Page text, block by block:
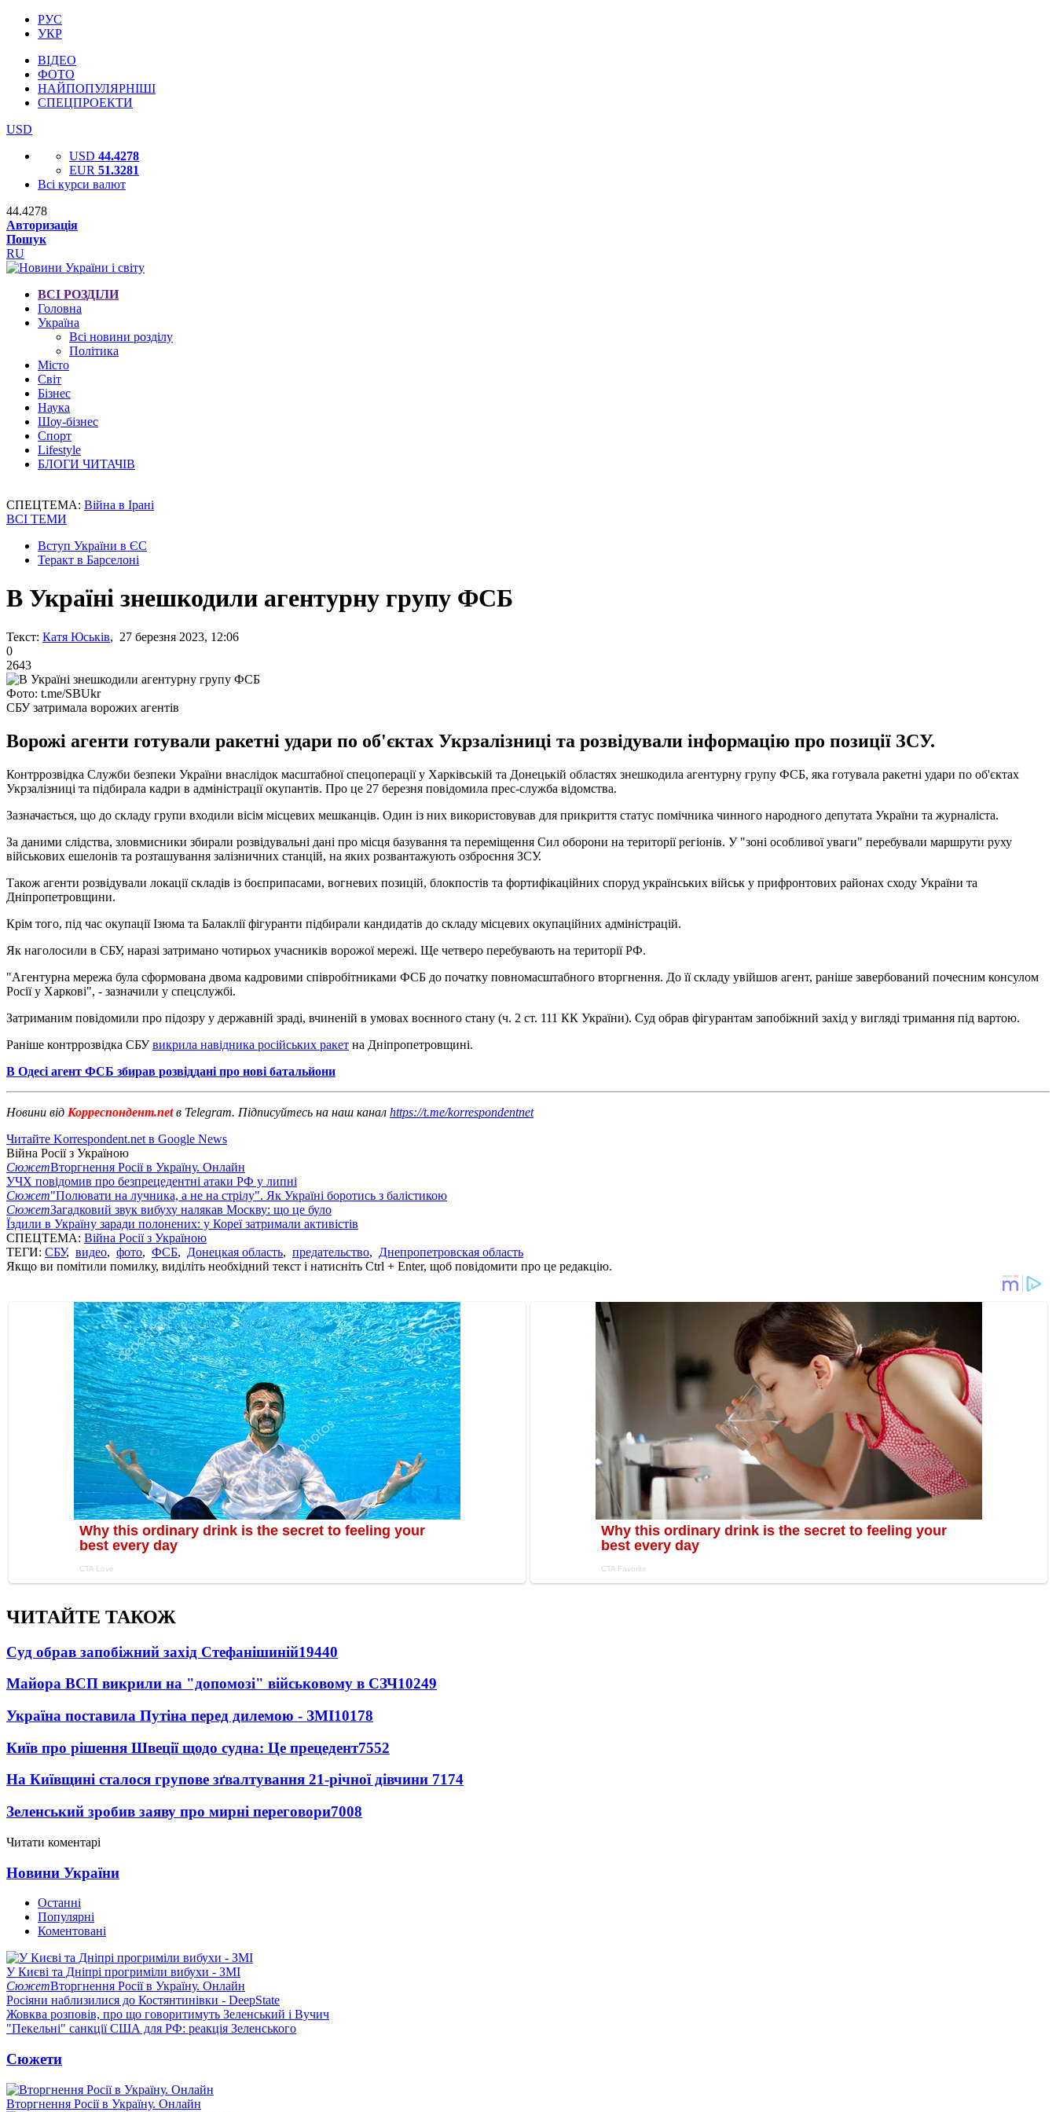
РУС
УКР
ВІДЕО
ФОТО
НАЙПОПУЛЯРНІШІ
СПЕЦПРОЕКТИ
USD
USD 44.4278
EUR 51.3281
Всі курси валют
44.4278
Авторизація
Пошук
RU
ВСІ РОЗДІЛИ
Головна
Україна
Всі новини розділу
Політика
Місто
Світ
Бізнес
Наука
Шоу-бізнес
Спорт
Lifestyle
БЛОГИ ЧИТАЧІВ
СПЕЦТЕМА: Війна в Ірані
ВСІ ТЕМИ
Вступ України в ЄС
Теракт в Барселоні
В Україні знешкодили агентурну групу ФСБ
Текст: Катя Юськів, 27 березня 2023, 12:06
0
2643
Фото: t.me/SBUkr
СБУ затримала ворожих агентів
Ворожі агенти готували ракетні удари по об'єктах Укрзалізниці та розвідували інформацію про позиції ЗСУ.
Контррозвідка Служби безпеки України внаслідок масштабної спецоперації у Харківській та Донецькій областях знешкодила агентурну групу ФСБ, яка готувала ракетні удари по об'єктах
Укрзалізниці та підбирала кадри в адміністрації окупантів. Про це 27 березня повідомила прес-служба відомства.
Зазначається, що до складу групи входили вісім місцевих мешканців. Один із них використовував для прикриття статус помічника чинного народного депутата України та журналіста.
За даними слідства, зловмисники збирали розвідувальні дані про місця базування та переміщення Сил оборони на території регіонів. У "зоні особливої уваги" перебували маршрути руху
військових ешелонів та розташування залізничних станцій, на яких розвантажують озброєння ЗСУ.
Також агенти розвідували локації складів із боєприпасами, вогневих позицій, блокпостів та фортифікаційних споруд українських військ у прифронтових районах сходу України та
Дніпропетровщини.
Крім того, під час окупації Ізюма та Балаклії фігуранти підбирали кандидатів до складу місцевих окупаційних адміністрацій.
Як наголосили в СБУ, наразі затримано чотирьох учасників ворожої мережі. Ще четверо перебувають на території РФ.
"Агентурна мережа була сформована двома кадровими співробітниками ФСБ до початку повномасштабного вторгнення. До її складу увійшов агент, раніше завербований почесним консулом
Росії у Харкові", - зазначили у спецслужбі.
Затриманим повідомили про підозру у державній зраді, вчиненій в умовах воєнного стану (ч. 2 ст. 111 КК України). Суд обрав фігурантам запобіжний захід у вигляді тримання під вартою.
Раніше контррозвідка СБУвикрила навідника російських ракет на Дніпропетровщині.
В Одесі агент ФСБ збирав розвіддані про нові батальйони
Новини від Корреспондент.netв Telegram. Підписуйтесь на наш канал https://t.me/korrespondentnet
Читайте Korrespondent.net в Google News
Війна Росії з Україною
СюжетВторгнення Росії в Україну. Онлайн
УЧХ повідомив про безпрецедентні атаки РФ у липні
Сюжет"Полювати на лучника, а не на стрілу". Як Україні боротись з балістикою
СюжетЗагадковий звук вибуху налякав Москву: що це було
Їздили в Україну заради полонених: у Кореї затримали активістів
СПЕЦТЕМА: Війна Росії з Україною
ТЕГИ: СБУ, видео, фото, ФСБ, Донецкая область, предательство, Днепропетровская область
Якщо ви помітили помилку, виділіть необхідний текст і натисніть Ctrl + Enter, щоб повідомити про це редакцію.
ЧИТАЙТЕ ТАКОЖ
Суд обрав запобіжний захід Стефанішиній19440
Майора ВСП викрили на "допомозі" військовому в СЗЧ10249
Україна поставила Путіна перед дилемою - ЗМІ10178
Київ про рішення Швеції щодо судна: Це прецедент7552
На Київщині сталося групове зґвалтування 21-річної дівчини 7174
Зеленський зробив заяву про мирні переговори7008
Читати коментарі
Новини України
Останні
Популярні
Коментовані
У Києві та Дніпрі прогриміли вибухи - ЗМІ
СюжетВторгнення Росії в Україну. Онлайн
Росіяни наблизилися до Костянтинівки - DeepState
Жовква розповів, про що говоритимуть Зеленський і Вучич
"Пекельні" санкції США для РФ: реакція Зеленського
Сюжети
Вторгнення Росії в Україну. Онлайн